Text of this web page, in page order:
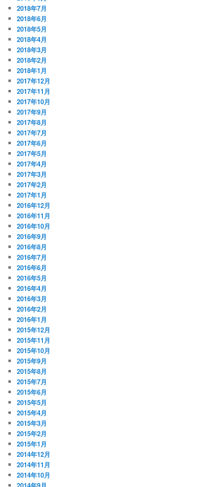
2018年7月
2018年6月
2018年5月
2018年4月
2018年3月
2018年2月
2018年1月
2017年12月
2017年11月
2017年10月
2017年9月
2017年8月
2017年7月
2017年6月
2017年5月
2017年4月
2017年3月
2017年2月
2017年1月
2016年12月
2016年11月
2016年10月
2016年9月
2016年8月
2016年7月
2016年6月
2016年5月
2016年4月
2016年3月
2016年2月
2016年1月
2015年12月
2015年11月
2015年10月
2015年9月
2015年8月
2015年7月
2015年6月
2015年5月
2015年4月
2015年3月
2015年2月
2015年1月
2014年12月
2014年11月
2014年10月